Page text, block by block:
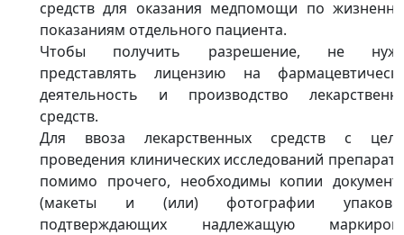
средств для оказания медпомощи по
показаниям отдельного пациента.
Чтобы получить разрешение, не
представлять лицензию на
деятельность и производство
средств.
Для ввоза лекарственных средств с
проведения клинических исследований
помимо прочего, необходимы копии
(макеты и (или) фотографии
подтверждающих надлежащую